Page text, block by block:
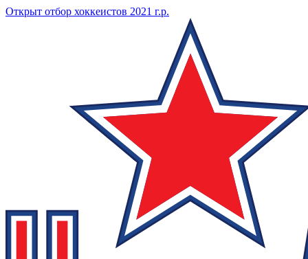
Открыт отбор хоккеистов 2021 г.р.